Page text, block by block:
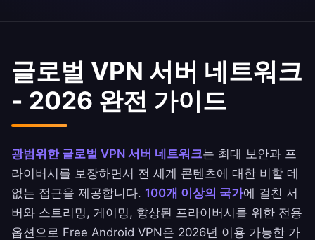
글로벌 VPN 서버 네트워크
- 2026 완전 가이드
광범위한 글로벌 VPN 서버 네트워크는 최대 보안과 프
라이버시를 보장하면서 전 세계 콘텐츠에 대한 비할 데
없는 접근을 제공합니다. 100개 이상의 국가에 걸친 서
버와 스트리밍, 게이밍, 향상된 프라이버시를 위한 전용
옵션으로 Free Android VPN은 2026년 이용 가능한 가